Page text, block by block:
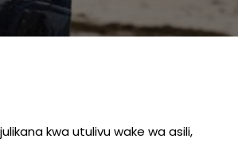
kwa utulivu wake wa asili,